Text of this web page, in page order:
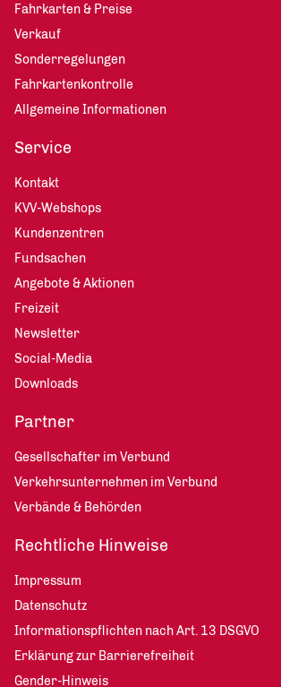
Fahrkarten & Preise
Verkauf
Sonderregelungen
Fahrkartenkontrolle
Allgemeine Informationen
Service
Kontakt
KVV-Webshops
Kundenzentren
Fundsachen
Angebote & Aktionen
Freizeit
Newsletter
Social-Media
Downloads
Partner
Gesellschafter im Verbund
Verkehrsunternehmen im Verbund
Verbände & Behörden
Rechtliche Hinweise
Impressum
Datenschutz
Informationspflichten nach Art. 13 DSGVO
Erklärung zur Barrierefreiheit
Gender-Hinweis